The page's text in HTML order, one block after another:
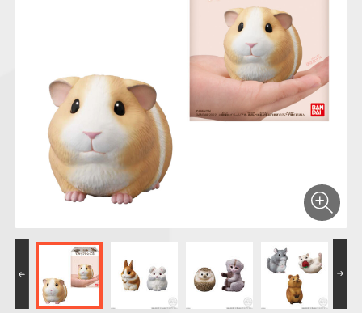
仮面ライダーシリー
ズ
PROJECT R.E.D.・
スーパー戦隊シリー
ズ
ガンダムシリーズ アンパンマン
サンリオキャラクタ
ーズ
キャラパキ
つりグミ
にふぉるめーしょん
＆スクエアシール
ポケモンスケールワ
ールド
キャラデコ